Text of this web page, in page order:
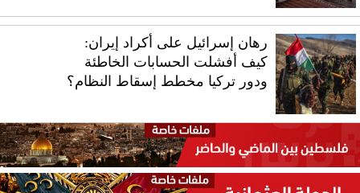
رهان إسرائيل على أكراد إيران:
كيف أفشلت الحسابات الخاطئة
ودور تركيا مخطط إسقاط النظام؟